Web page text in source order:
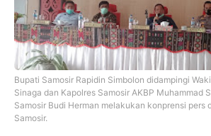
Bupati Samosir Rapidin Simbolon didampingi
Sinaga dan Kapolres Samosir AKBP Muhammad
Samosir Budi Herman melakukan konprensi pers
Samosir.